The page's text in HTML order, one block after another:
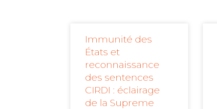
Immunité des
États et
reconnaissance
des sentences
CIRDI : éclairage
de la Supreme